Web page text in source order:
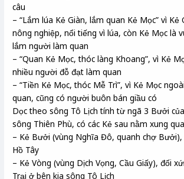
câu
– “Lắm lúa Kẻ Giàn, lắm quan Kẻ Mọc” vì Kẻ
nông nghiệp, nổi tiếng vì lúa, còn Kẻ Mọc là
lắm người làm quan
– “Quan Kẻ Mọc, thóc làng Khoang”, vì Kẻ
nhiều người đỗ đạt làm quan
– “Tiền Kẻ Mọc, thóc Mễ Trì”, vì Kẻ Mọc
quan, cũng có người buôn bán giầu có
Dọc theo sông Tô Lịch tính từ ngã 3 Bưởi
sông Thiên Phù, có các Kẻ sau nằm xung
– Kẻ Bưởi (vùng Nghĩa Đô, quanh chợ
Hồ Tây
– Kẻ Vòng (vùng Dịch Vọng, Cầu Giấy), đối
Trại ở bên kia sông Tô Lịch